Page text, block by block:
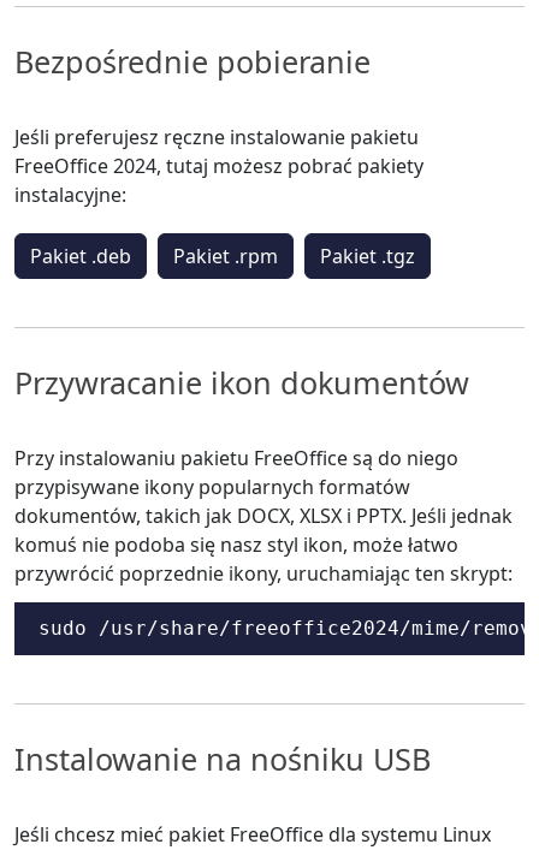
Bezpośrednie pobieranie
Jeśli preferujesz ręczne instalowanie pakietu
FreeOffice 2024, tutaj możesz pobrać pakiety
instalacyjne:
Pakiet .deb Pakiet .rpm Pakiet .tgz
Przywracanie ikon dokumentów
Przy instalowaniu pakietu FreeOffice są do niego
przypisywane ikony popularnych formatów
dokumentów, takich jak DOCX, XLSX i PPTX. Jeśli jednak
komuś nie podoba się nasz styl ikon, może łatwo
przywrócić poprzednie ikony, uruchamiając ten skrypt:
sudo /usr/share/freeoffice2024/mime/
Instalowanie na nośniku USB
Jeśli chcesz mieć pakiet FreeOffice dla systemu Linux